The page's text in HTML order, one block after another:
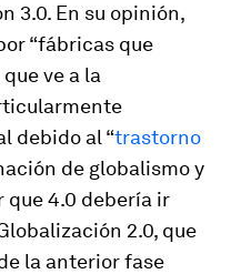
3.0. En su opinión,
“fábricas que
ve a la
debido al “trastorno
de globalismo y
4.0 debería ir
2.0, que
la anterior fase